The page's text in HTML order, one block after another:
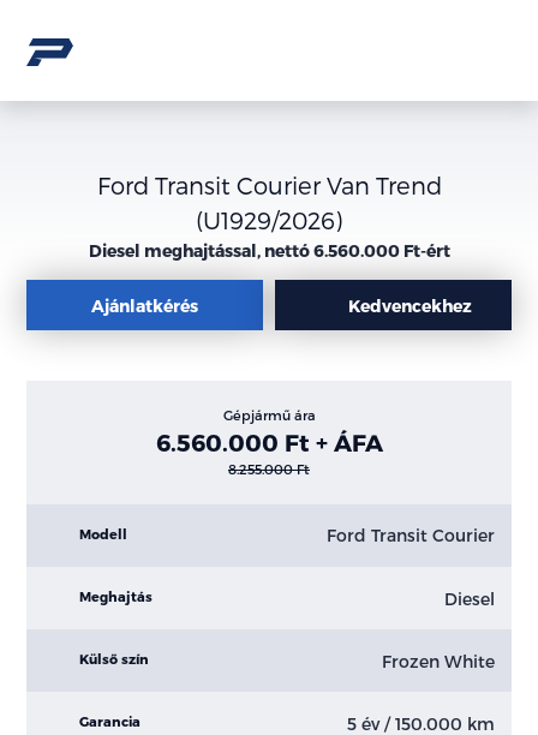
Ford Transit Courier Van Trend
(U1929/2026)
Diesel meghajtással, nettó 6.560.000 Ft-ért
Ajánlatkérés Kedvencekhez
Gépjármű ára
6.560.000 Ft + ÁFA
8.255.000 Ft
Modell Ford Transit Courier
Meghajtás Diesel
Külső szín Frozen White
Garancia 5 év / 150.000 km